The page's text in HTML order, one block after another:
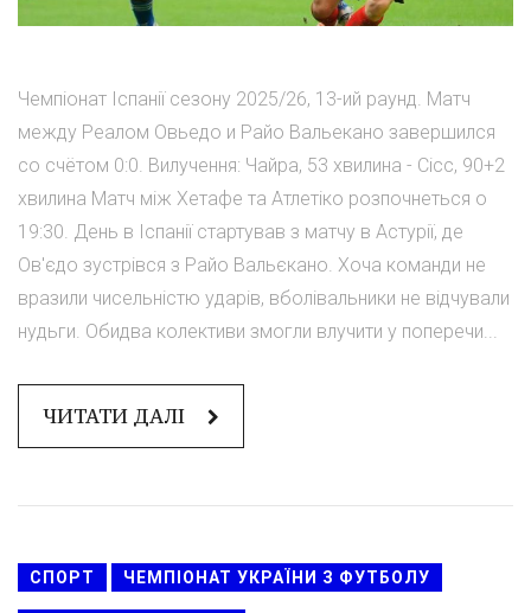
Чемпіонат Іспанії сезону 2025/26, 13-ий раунд. Матч
между Реалом Овьедо и Райо Вальекано завершился
со счётом 0:0. Вилучення: Чайра, 53 хвилина - Сісс, 90+2
хвилина Матч між Хетафе та Атлетіко розпочнеться о
19:30. День в Іспанії стартував з матчу в Астурії, де
Ов'єдо зустрівся з Райо Вальєкано. Хоча команди не
вразили чисельністю ударів, вболівальники не відчували
нудьги. Обидва колективи змогли влучити у поперечи...
ЧИТАТИ ДАЛІ
СПОРТ ЧЕМПІОНАТ УКРАЇНИ З ФУТБОЛУ